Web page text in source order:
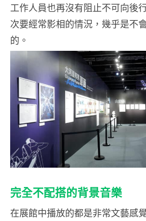
工作人員也再沒有阻止不可向後
次要經常影相的情況，幾乎是不
的。
完全不配搭的背景音樂
在展館中播放的都是非常文藝感